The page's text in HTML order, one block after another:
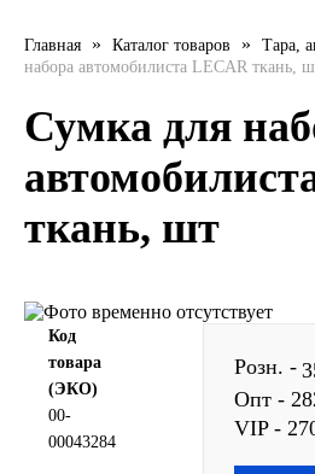
MANNOL
OIL RIGHT
Petro Canada
Главная » Каталог товаров » Тара,
набора автомобилиста LECAR ткань,
Сумка для
ткань, шт
Код
товара
(ЭКО)
00-
00043284
Розн. -
Опт -
VIP -